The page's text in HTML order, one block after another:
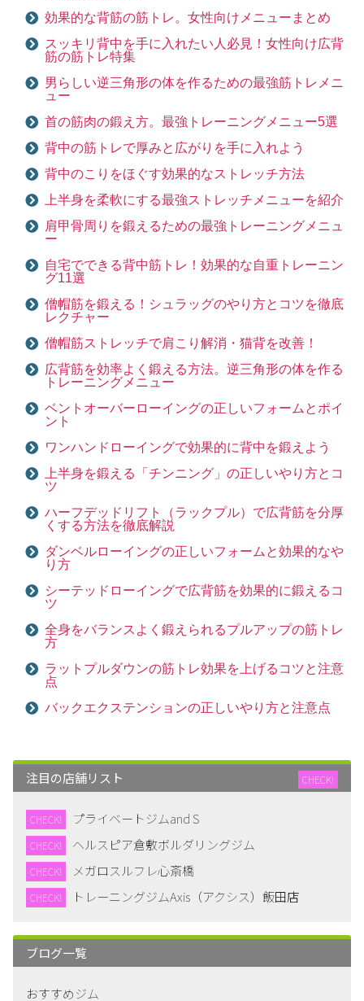
効果的な背筋の筋トレ。女性向けメニューまとめ
スッキリ背中を手に入れたい人必見！女性向け広背
筋の筋トレ特集
男らしい逆三角形の体を作るための最強筋トレメニ
ュー
首の筋肉の鍛え方。最強トレーニングメニュー5選
背中の筋トレで厚みと広がりを手に入れよう
背中のこりをほぐす効果的なストレッチ方法
上半身を柔軟にする最強ストレッチメニューを紹介
肩甲骨周りを鍛えるための最強トレーニングメニュ
ー
自宅でできる背中筋トレ！効果的な自重トレーニン
グ11選
僧帽筋を鍛える！シュラッグのやり方とコツを徹底
レクチャー
僧帽筋ストレッチで肩こり解消・猫背を改善！
広背筋を効率よく鍛える方法。逆三角形の体を作る
トレーニングメニュー
ベントオーバーローイングの正しいフォームとポイ
ント
ワンハンドローイングで効果的に背中を鍛えよう
上半身を鍛える「チンニング」の正しいやり方とコ
ツ
ハーフデッドリフト（ラックプル）で広背筋を分厚
くする方法を徹底解説
ダンベルローイングの正しいフォームと効果的なや
り方
シーテッドローイングで広背筋を効果的に鍛えるコ
ツ
全身をバランスよく鍛えられるプルアップの筋トレ
方
ラットプルダウンの筋トレ効果を上げるコツと注意
点
バックエクステンションの正しいやり方と注意点
注目の店舗リスト CHECK!
CHECK! プライベートジムand S
CHECK! ヘルスピア倉敷ボルダリングジム
CHECK! メガロスルフレ心斎橋
CHECK! トレーニングジムAxis（アクシス）飯田店
ブログ一覧
おすすめジム